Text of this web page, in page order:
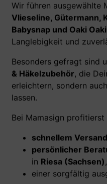
Wir führen ausgewählte
Vlieseline, Gütermann,
Babysnap und Oaki Oaki
Langlebigkeit und
Besonders gefragt sind
& Häkelzubehör, die
erleichtern, sondern
lassen.
Bei Mamasign profitierst
schnellem
persönlicher
in Riesa (Sachsen)
einer sorgfältig